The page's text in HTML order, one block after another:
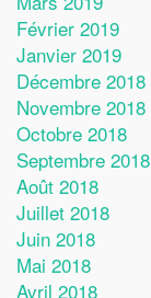
Février 2019
Janvier 2019
Décembre 2018
Novembre 2018
Octobre 2018
Septembre 2018
Août 2018
Juillet 2018
Juin 2018
Mai 2018
Avril 2018